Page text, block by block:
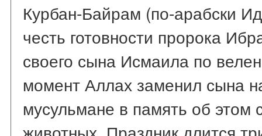
Курбан-Байрам (по-арабски
честь готовности пророка
своего сына Исмаила по
момент Аллах заменил сына
мусульмане в память об